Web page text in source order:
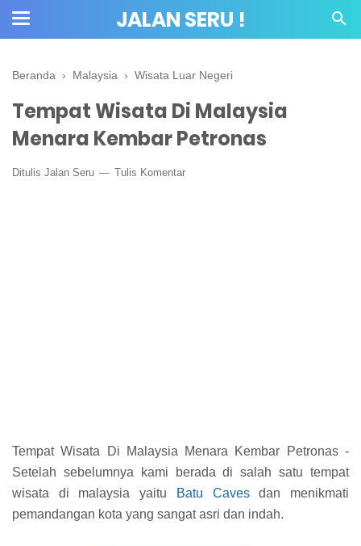
JALAN SERU !
Beranda › Malaysia › Wisata Luar Negeri
Tempat Wisata Di Malaysia
Menara Kembar Petronas
Ditulis Jalan Seru Tulis Komentar
Tempat Wisata Di Malaysia Menara Kembar Petronas -
Setelah sebelumnya kami berada di salah satu tempat
wisata di malaysia yaitu
Batu Cavesdan menikmati
pemandangan kota yang sangat asri dan indah.